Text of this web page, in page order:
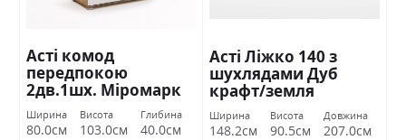
Асті комод
передпокою
2дв.1шх. Міромарк
Ширина
80.0см
Висота
103.0см
Глибина
40.0см
Асті Ліжко 140 з
шухлядами Дуб
крафт/земля
Міромарк
Ширина
148.2см
Висота
90.5см
Довжина
207.0см